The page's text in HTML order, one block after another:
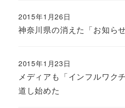
神奈川県の消えた「お知ら
2015年1月26日
メディアも「インフルワク
道し始めた
2015年1月23日